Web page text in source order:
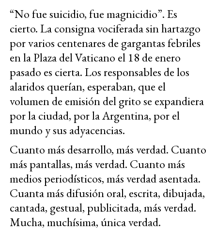
“No fue suicidio, fue magnicidio”. Es
cierto. La consigna vociferada sin hartazgo
por varios centenares de gargantas febriles
en la Plaza del Vaticano el 18 de enero
pasado es cierta. Los responsables de los
alaridos querían, esperaban, que el
volumen de emisión del grito se expandiera
por la ciudad, por la Argentina, por el
mundo y sus adyacencias.
Cuanto más desarrollo, más verdad. Cuanto
más pantallas, más verdad. Cuanto más
medios periodísticos, más verdad asentada.
Cuanta más difusión oral, escrita, dibujada,
cantada, gestual, publicitada, más verdad.
Mucha, muchísima, única verdad.